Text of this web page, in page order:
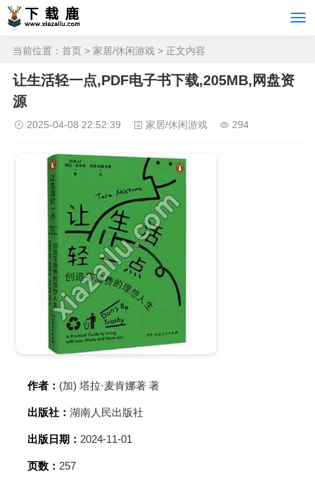
当前位置： 首页 > 家居/休闲游戏 > 正文内容
让生活轻一点,PDF电子书下载,205MB,网盘资
源
2025-04-08 22:52:39 家居/休闲游戏 294
作者： (加) 塔拉·麦肯娜著 著
出版社： 湖南人民出版社
出版日期： 2024-11-01
页数： 257